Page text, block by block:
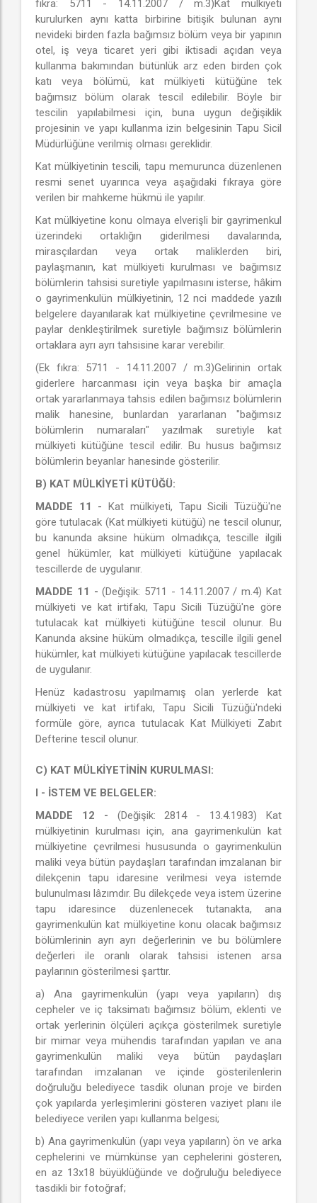
fıkra: 5711 - 14.11.2007 / m.3)Kat mülkiyeti
kurulurken aynı katta birbirine bitişik bulunan aynı
nevideki birden fazla bağımsız bölüm veya bir yapının
otel, iş veya ticaret yeri gibi iktisadi açıdan veya
kullanma bakımından bütünlük arz eden birden çok
katı veya bölümü, kat mülkiyeti kütüğüne tek
bağımsız bölüm olarak tescil edilebilir. Böyle bir
tescilin yapılabilmesi için, buna uygun değişiklik
projesinin ve yapı kullanma izin belgesinin Tapu Sicil
Müdürlüğüne verilmiş olması gereklidir.
Kat mülkiyetinin tescili, tapu memurunca düzenlenen
resmi senet uyarınca veya aşağıdaki fıkraya göre
verilen bir mahkeme hükmü ile yapılır.
Kat mülkiyetine konu olmaya elverişli bir gayrimenkul
üzerindeki ortaklığın giderilmesi davalarında,
mirasçılardan veya ortak maliklerden biri,
paylaşmanın, kat mülkiyeti kurulması ve bağımsız
bölümlerin tahsisi suretiyle yapılmasını isterse, hâkim
o gayrimenkulün mülkiyetinin, 12 nci maddede yazılı
belgelere dayanılarak kat mülkiyetine çevrilmesine ve
paylar denkleştirilmek suretiyle bağımsız bölümlerin
ortaklara ayrı ayrı tahsisine karar verebilir.
(Ek fıkra: 5711 - 14.11.2007 / m.3)Gelirinin ortak
giderlere harcanması için veya başka bir amaçla
ortak yararlanmaya tahsis edilen bağımsız bölümlerin
malik hanesine, bunlardan yararlanan "bağımsız
bölümlerin numaraları" yazılmak suretiyle kat
mülkiyeti kütüğüne tescil edilir. Bu husus bağımsız
bölümlerin beyanlar hanesinde gösterilir.
B) KAT MÜLKİYETİ KÜTÜĞÜ:
MADDE 11 - Kat mülkiyeti, Tapu Sicili Tüzüğü'ne
göre tutulacak (Kat mülkiyeti kütüğü) ne tescil olunur,
bu kanunda aksine hüküm olmadıkça, tescille ilgili
genel hükümler, kat mülkiyeti kütüğüne yapılacak
tescillerde de uygulanır.
MADDE 11 - (Değişik: 5711 - 14.11.2007 / m.4) Kat
mülkiyeti ve kat irtifakı, Tapu Sicili Tüzüğü'ne göre
tutulacak kat mülkiyeti kütüğüne tescil olunur. Bu
Kanunda aksine hüküm olmadıkça, tescille ilgili genel
hükümler, kat mülkiyeti kütüğüne yapılacak tescillerde
de uygulanır.
Henüz kadastrosu yapılmamış olan yerlerde kat
mülkiyeti ve kat irtifakı, Tapu Sicili Tüzüğü'ndeki
formüle göre, ayrıca tutulacak Kat Mülkiyeti Zabıt
Defterine tescil olunur.
C) KAT MÜLKİYETİNİN KURULMASI:
I - İSTEM VE BELGELER:
MADDE 12 - (Değişik: 2814 - 13.4.1983) Kat
mülkiyetinin kurulması için, ana gayrimenkulün kat
mülkiyetine çevrilmesi hususunda o gayrimenkulün
maliki veya bütün paydaşları tarafından imzalanan bir
dilekçenin tapu idaresine verilmesi veya istemde
bulunulması lâzımdır. Bu dilekçede veya istem üzerine
tapu idaresince düzenlenecek tutanakta, ana
gayrimenkulün kat mülkiyetine konu olacak bağımsız
bölümlerinin ayrı ayrı değerlerinin ve bu bölümlere
değerleri ile oranlı olarak tahsisi istenen arsa
paylarının gösterilmesi şarttır.
a) Ana gayrimenkulün (yapı veya yapıların) dış
cepheler ve iç taksimatı bağımsız bölüm, eklenti ve
ortak yerlerinin ölçüleri açıkça gösterilmek suretiyle
bir mimar veya mühendis tarafından yapılan ve ana
gayrimenkulün maliki veya bütün paydaşları
tarafından imzalanan ve içinde gösterilenlerin
doğruluğu belediyece tasdik olunan proje ve birden
çok yapılarda yerleşimlerini gösteren vaziyet planı ile
belediyece verilen yapı kullanma belgesi;
b) Ana gayrimenkulün (yapı veya yapıların) ön ve arka
cephelerini ve mümkünse yan cephelerini gösteren,
en az 13x18 büyüklüğünde ve doğruluğu belediyece
tasdikli bir fotoğraf;